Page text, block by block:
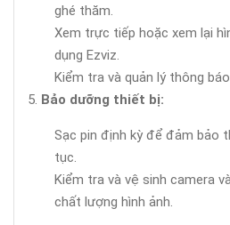
ghé thăm.
Xem trực tiếp hoặc xem lại
dụng Ezviz.
Kiểm tra và quản lý thông
Bảo dưỡng thiết bị:
Sạc pin định kỳ để đảm bảo
tục.
Kiểm tra và vệ sinh camera
chất lượng hình ảnh.